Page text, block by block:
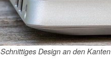
Schnittiges Design an den Kanten